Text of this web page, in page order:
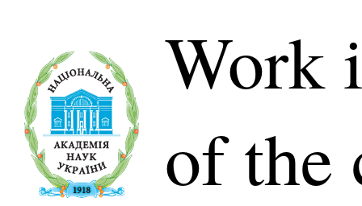
Work
of the